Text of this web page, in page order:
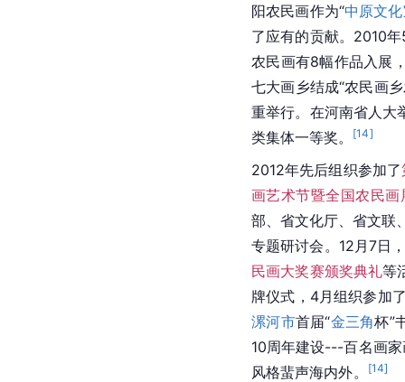
阳农民画作为“中原文
了应有的贡献。2010
农民画有8幅作品入展
七大画乡结成“农民画
重举行。在河南省人大
类集体一等奖。
[14]
2012年先后组织参加了
画艺术节暨全国农民画
部、省文化厅、省文联
专题研讨会。12月7日
民画大奖赛颁奖典礼等
牌仪式，4月组织参加
漯河市首届“金三角杯”
10周年建设---百名画
风格蜚声海内外。
[14]